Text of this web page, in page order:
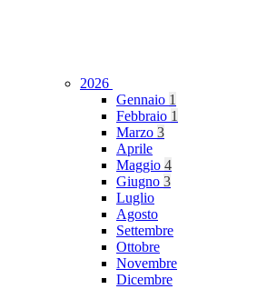
2026
Gennaio 1
Febbraio 1
Marzo 3
Aprile
Maggio 4
Giugno 3
Luglio
Agosto
Settembre
Ottobre
Novembre
Dicembre